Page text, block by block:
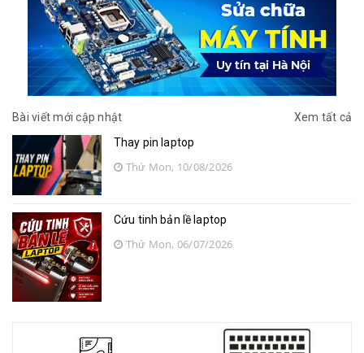
Bài viết mới cập nhật
Xem tất cả
Thay pin laptop
Thứ Mon, 10/08/2026
Cứu tinh bản lề laptop
Thứ Mon, 06/07/2026